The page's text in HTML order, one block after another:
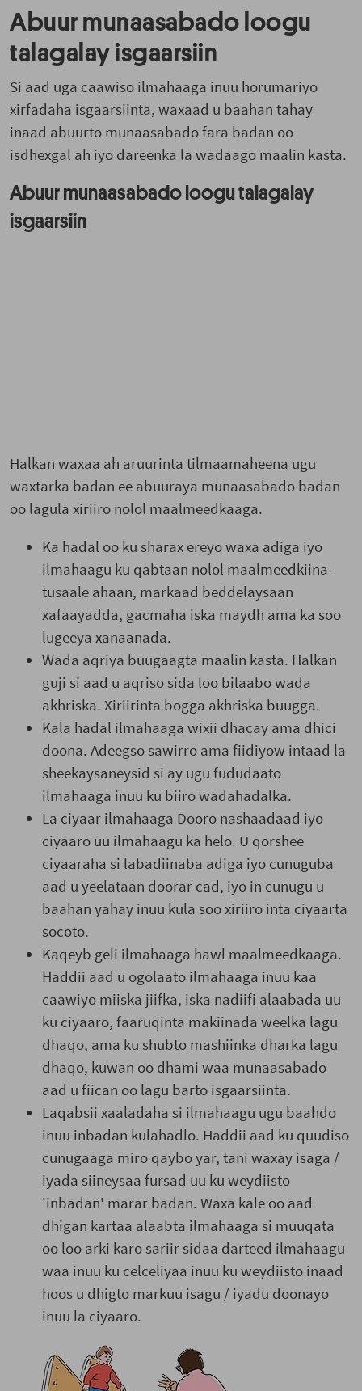
Abuur munaasabado loogu
talagalay isgaarsiin
Si aad uga caawiso ilmahaaga inuu horumariyo
xirfadaha isgaarsiinta, waxaad u baahan tahay
inaad abuurto munaasabado fara badan oo
isdhexgal ah iyo dareenka la wadaago maalin kasta.
Abuur munaasabado loogu talagalay
isgaarsiin
Halkan waxaa ah aruurinta tilmaamaheena ugu
waxtarka badan ee abuuraya munaasabado badan
oo lagula xiriiro nolol maalmeedkaaga.
Ka hadal oo ku sharax ereyo waxa adiga iyo
ilmahaagu ku qabtaan nolol maalmeedkiina -
tusaale ahaan, markaad beddelaysaan
xafaayadda, gacmaha iska maydh ama ka soo
lugeeya xanaanada.
Wada aqriya buugaagta maalin kasta. Halkan
guji si aad u aqriso sida loo bilaabo wada
akhriska. Xiriirinta bogga akhriska buugga.
Kala hadal ilmahaaga wixii dhacay ama dhici
doona. Adeegso sawirro ama fiidiyow intaad la
sheekaysaneysid si ay ugu fududaato
ilmahaaga inuu ku biiro wadahadalka.
La ciyaar ilmahaaga Dooro nashaadaad iyo
ciyaaro uu ilmahaagu ka helo. U qorshee
ciyaaraha si labadiinaba adiga iyo cunuguba
aad u yeelataan doorar cad, iyo in cunugu u
baahan yahay inuu kula soo xiriiro inta ciyaarta
socoto.
Kaqeyb geli ilmahaaga hawl maalmeedkaaga.
Haddii aad u ogolaato ilmahaaga inuu kaa
caawiyo miiska jiifka, iska nadiifi alaabada uu
ku ciyaaro, faaruqinta makiinada weelka lagu
dhaqo, ama ku shubto mashiinka dharka lagu
dhaqo, kuwan oo dhami waa munaasabado
aad u fiican oo lagu barto isgaarsiinta.
Laqabsii xaaladaha si ilmahaagu ugu baahdo
inuu inbadan kulahadlo. Haddii aad ku quudiso
cunugaaga miro qaybo yar, tani waxay isaga /
iyada siineysaa fursad uu ku weydiisto
'inbadan' marar badan. Waxa kale oo aad
dhigan kartaa alaabta ilmahaaga si muuqata
oo loo arki karo sariir sidaa darteed ilmahaagu
waa inuu ku celceliyaa inuu ku weydiisto inaad
hoos u dhigto markuu isagu / iyadu doonayo
inuu la ciyaaro.